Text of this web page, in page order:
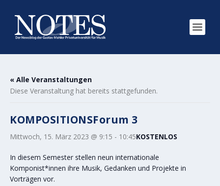
« Alle Veranstaltungen
Diese Veranstaltung hat bereits stattgefunden.
KOMPOSITIONSForum 3
Mittwoch, 15. März 2023 @ 9:15 - 10:45KOSTENLOS
In diesem Semester stellen neun internationale
Komponist*innen ihre Musik, Gedanken und Projekte in
Vorträgen vor.